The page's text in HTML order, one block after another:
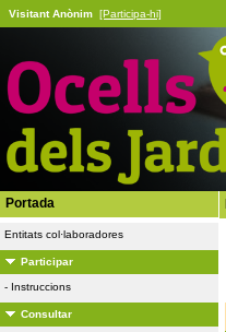
Visitant Anònim [Participa-hi]
Portada
Entitats col·laboradores
Participar
- Instruccions
Consultar